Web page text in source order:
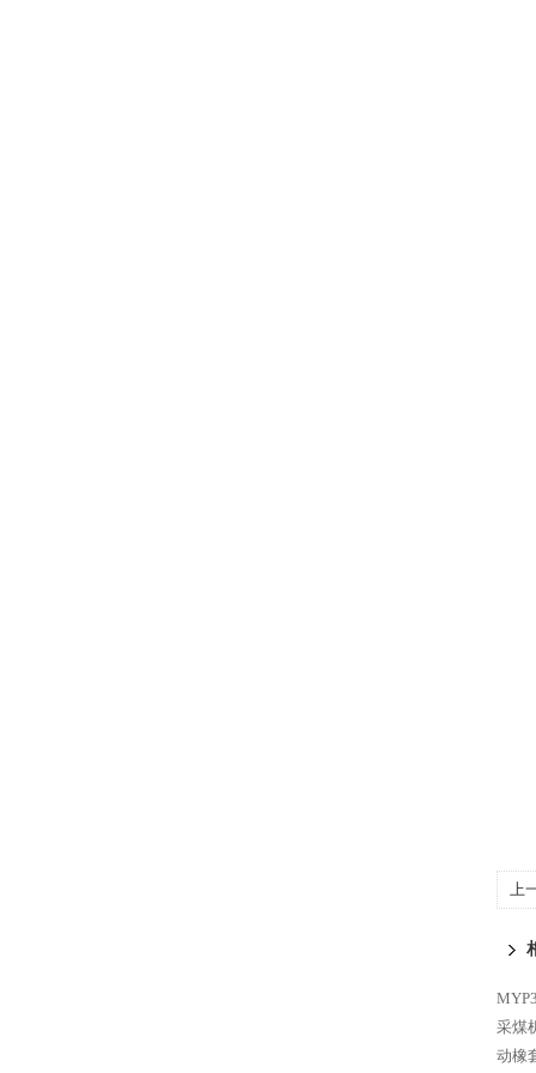
上
采煤
动橡